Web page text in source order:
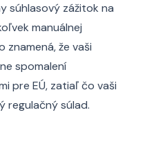
súhlasový zážitok na
manuálnej
znamená, že vaši
spomalení
pre EÚ, zatiaľ čo vaši
regulačný súlad.